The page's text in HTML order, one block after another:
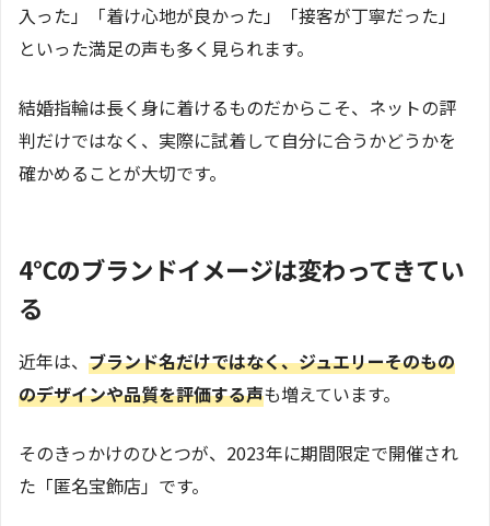
入った」「着け心地が良かった」「接客が丁寧だった」
といった満足の声も多く見られます。
結婚指輪は長く身に着けるものだからこそ、ネットの評
判だけではなく、実際に試着して自分に合うかどうかを
確かめることが大切です。
4℃のブランドイメージは変わってきてい
る
近年は、 ブランド名だけではなく、ジュエリーそのもの
のデザインや品質を評価する声も増えています。
そのきっかけのひとつが、2023年に期間限定で開催され
た「匿名宝飾店」です。